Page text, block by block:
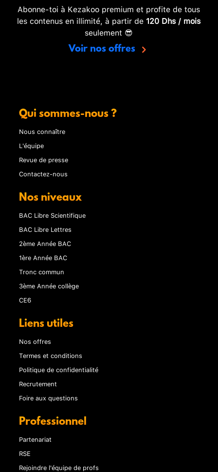
Abonne-toi à Kezakoo premium et profite de tous
les contenus en illimité, à partir de 120 Dhs / mois
seulement 😎
Voir nos offres
Qui sommes-nous ?
Nous connaître
L'équipe
Revue de presse
Contactez-nous
Nos niveaux
BAC Libre Scientifique
BAC Libre Lettres
2ème Année BAC
1ère Année BAC
Tronc commun
3ème Année collège
CE6
Liens utiles
Nos offres
Termes et conditions
Politique de confidentialité
Recrutement
Foire aux questions
Professionnel
Partenariat
RSE
Rejoindre l'équipe de profs